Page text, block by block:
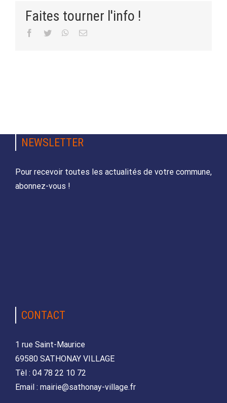
Faites tourner l'info !
Facebook
Twitter WhatsApp
Email
NEWSLETTER
Pour recevoir toutes les actualités de votre commune,
abonnez-vous !
CONTACT
1 rue Saint-Maurice
69580 SATHONAY VILLAGE
Tèl : 04 78 22 10 72
Email : mairie@sathonay-village.fr